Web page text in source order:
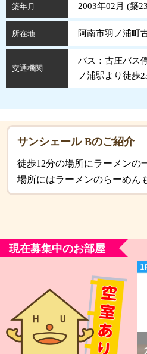
築年月 2003年02月 (築23
所在地 阿南市羽ノ浦町
交通機関
バス：古庄バス
ノ浦駅より徒歩
サンシェール Bのご紹介
徒歩12分の場所にラーメンの
場所にはラーメンのらーめん
現在募集中のお部屋